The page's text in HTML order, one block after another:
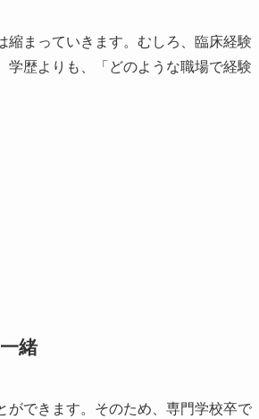
縮まっていきます。むしろ、臨床経験
学歴よりも、「どのような職場で経験
緒
ができます。そのため、専門学校卒で